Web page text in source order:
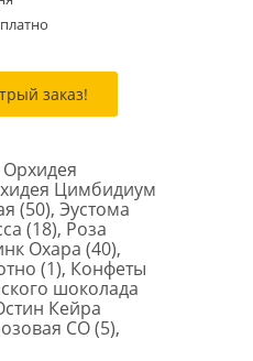
заказ!
Цимбидиум
(50), Эустома
(18), Роза
Охара (40),
(1), Конфеты
шоколада
Кейра
CO (5),